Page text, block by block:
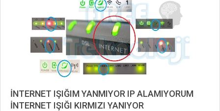
İNTERNET IŞIĞIM YANMIYOR IP ALAMIYORUM
İNTERNET IŞIĞI KIRMIZI YANIYOR